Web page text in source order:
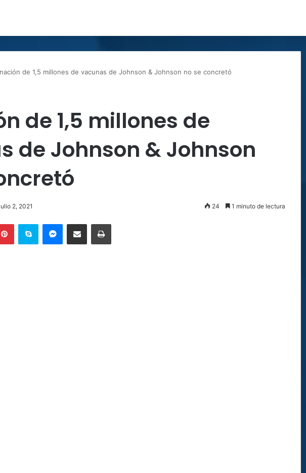
de 1,5 millones de vacunas de Johnson & Johnson no se concretó
de 1,5 millones de
de Johnson & Johnson
2, 2021 24 1 minuto de lectura
PinterestSkype MessengerCompartir por correo electrónicoImprimir